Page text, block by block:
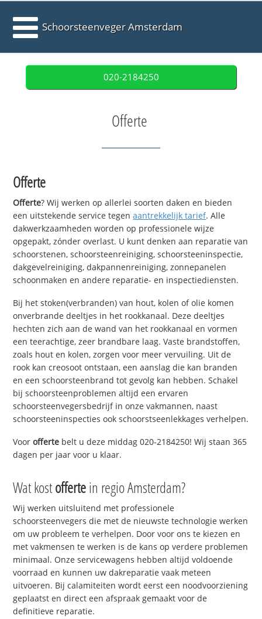
Schoorsteenveger Amsterdam
020-2184250
Offerte
Offerte
Offerte? Wij werken op allerlei soorten daken en bieden
een uitstekende service tegenaantrekkelijk tarief. Alle
dakwerkzaamheden worden op professionele wijze
opgepakt, zónder overlast. U kunt denken aan reparatie van
schoorstenen, schoorsteenreiniging, schoorsteeninspectie,
dakgevelreiniging, dakpannenreiniging, zonnepanelen
schoonmaken en andere reparatie- en inspectiediensten.
Bij het stoken(verbranden) van hout, kolen of olie komen
onverbrande deeltjes in het rookkanaal. Deze deeltjes
hechten zich aan de wand van het rookkanaal en vormen
een teerachtige, zeer brandbare laag. Vaste brandstoffen,
zoals hout en kolen, zorgen voor meer vervuiling. Uit de
rook kan creosoot ontstaan, een aanslag die kan branden
en een schoorsteenbrand tot gevolg kan hebben. Schakel
bij schoorsteenproblemen altijd een ervaren
schoorsteenvegersbedrijf in onze vakmannen, naast
schoorsteeninspecties ook schoorstseenlekkages verhelpen.
Voorofferte belt u deze middag 020-2184250! Wij staan 365
dagen per jaar voor u klaar.
Wat kostoffertein regio Amsterdam?
Wij werken uitsluitend met professionele
schoorsteenvegers die met de nieuwste technologie werken
om uw probleem te verhelpen. Door voor ons te kiezen en
met vakmensen te werken is de kans op verdere problemen
minimaal. Onze servicewagens hebben altijd voldoende
voorraad en kunnen uw dakreparatie vaak meteen
uitvoeren. Bij calamiteiten wordt eerst een noodvoorziening
geplaatst en direct een afspraak gemaakt voor de
definitieve reparatie.